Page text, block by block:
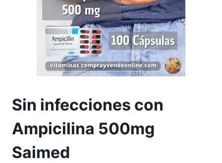
Sin infecciones con
Ampicilina 500mg
Saimed